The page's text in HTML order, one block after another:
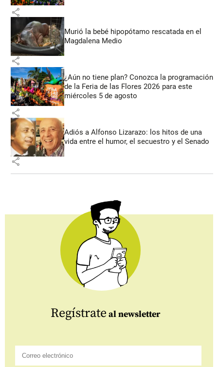
share
Murió la bebé hipopótamo rescatada en el
Magdalena Medio
share
¿Aún no tiene plan? Conozca la programación
de la Feria de las Flores 2026 para este
miércoles 5 de agosto
share
Adiós a Alfonso Lizarazo: los hitos de una
vida entre el humor, el secuestro y el Senado
share
Regístrate al newsletter